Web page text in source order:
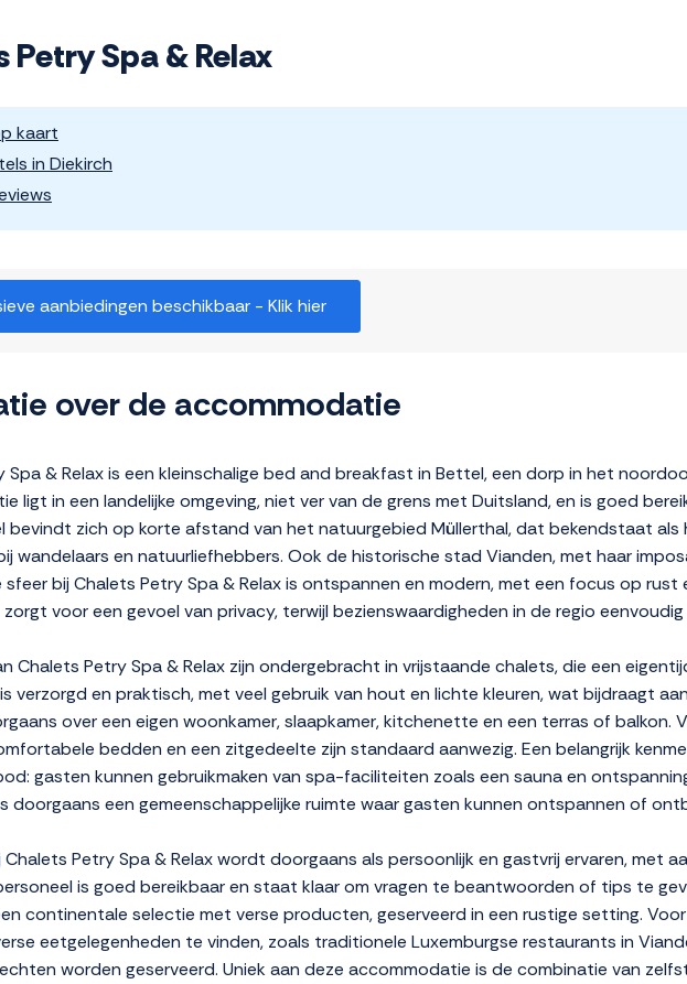
Petry Spa & Relax
kaart
in Diekirch
aanbiedingen beschikbaar - Klik hier
over de accommodatie
Spa & Relax is een kleinschalige bed and breakfast in Bettel, een dorp in het
ligt in een landelijke omgeving, niet ver van de grens met Duitsland, en is goed
bevindt zich op korte afstand van het natuurgebied Müllerthal, dat bekendstaat als
wandelaars en natuurliefhebbers. Ook de historische stad Vianden, met haar
sfeer bij Chalets Petry Spa & Relax is ontspannen en modern, met een focus op
voor een gevoel van privacy, terwijl bezienswaardigheden in de regio eenvoudig
Chalets Petry Spa & Relax zijn ondergebracht in vrijstaande chalets, die een
verzorgd en praktisch, met veel gebruik van hout en lichte kleuren, wat bijdraagt
over een eigen woonkamer, slaapkamer, kitchenette en een terras of balkon.
bedden en een zitgedeelte zijn standaard aanwezig. Een belangrijk
gasten kunnen gebruikmaken van spa-faciliteiten zoals een sauna en
doorgaans een gemeenschappelijke ruimte waar gasten kunnen ontspannen of
Chalets Petry Spa & Relax wordt doorgaans als persoonlijk en gastvrij ervaren, met
is goed bereikbaar en staat klaar om vragen te beantwoorden of tips te
continentale selectie met verse producten, geserveerd in een rustige setting. Voor
eetgelegenheden te vinden, zoals traditionele Luxemburgse restaurants in
worden geserveerd. Uniek aan deze accommodatie is de combinatie van